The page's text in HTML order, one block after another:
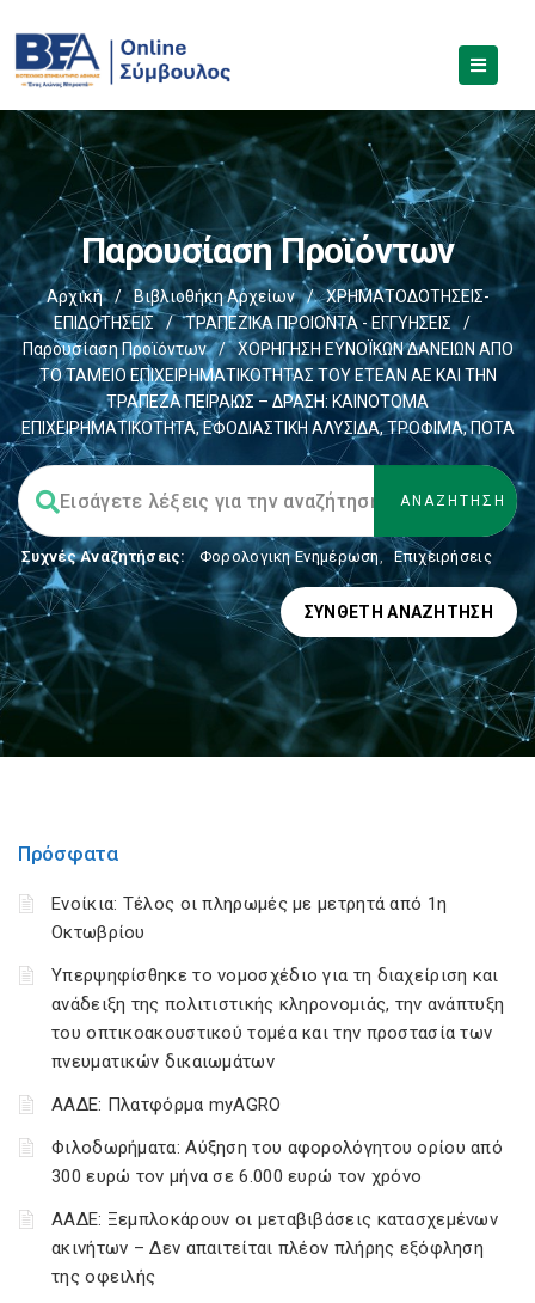
Παρουσίαση Προϊόντων
Αρχική / Βιβλιοθήκη Αρχείων /
ΧΡΗΜΑΤΟΔΟΤΗΣΕΙΣ-
ΕΠΙΔΟΤΗΣΕΙΣ
/ ΤΡΑΠΕΖΙΚΑ ΠΡΟΙΟΝΤΑ - ΕΓΓΥΗΣΕΙΣ
/
Παρουσίαση Προϊόντων
/
ΧΟΡΗΓΗΣΗ ΕΥΝΟΪΚΩΝ ΔΑΝΕΙΩΝ ΑΠΟ
ΤΟ ΤΑΜΕΙΟ ΕΠΙΧΕΙΡΗΜΑΤΙΚΟΤΗΤΑΣ ΤΟΥ ΕΤΕΑΝ ΑΕ ΚΑΙ ΤΗΝ
ΤΡΑΠΕΖΑ ΠΕΙΡΑΙΩΣ – ΔΡΑΣΗ: ΚΑΙΝΟΤΟΜΑ
ΕΠΙΧΕΙΡΗΜΑΤΙΚΟΤΗΤΑ, ΕΦΟΔΙΑΣΤΙΚΗ ΑΛΥΣΙΔΑ, ΤΡΟΦΙΜΑ, ΠΟΤΑ
Συχνές Αναζητήσεις: Φορολογικη Ενημέρωση, Επιχειρήσεις
ΣΎΝΘΕΤΗ ΑΝΑΖΉΤΗΣΗ
Πρόσφατα
Ενοίκια: Τέλος οι πληρωμές με μετρητά από 1η
Οκτωβρίου
Υπερψηφίσθηκε το νομοσχέδιο για τη διαχείριση και
ανάδειξη της πολιτιστικής κληρονομιάς, την ανάπτυξη
του οπτικοακουστικού τομέα και την προστασία των
πνευματικών δικαιωμάτων
ΑΑΔΕ: Πλατφόρμα myAGRO
Φιλοδωρήματα: Αύξηση του αφορολόγητου ορίου από
300 ευρώ τον μήνα σε 6.000 ευρώ τον χρόνο
ΑΑΔΕ: Ξεμπλοκάρουν οι μεταβιβάσεις κατασχεμένων
ακινήτων – Δεν απαιτείται πλέον πλήρης εξόφληση
της οφειλής